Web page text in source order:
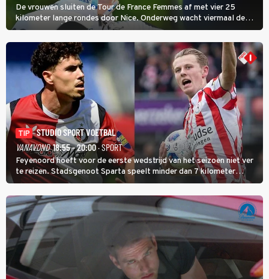
De vrouwen sluiten de Tour de France Femmes af met vier 25
kilometer lange rondes door Nice. Onderweg wacht viermaal de
zware Col d'Èze. Aan de finish op de Promenade des Anglais krijgt
de eindwinnaar de laatste gele trui.
TIP
STUDIO SPORT VOETBAL
VANAVOND 18:55 - 20:00· SPORT
Feyenoord hoeft voor de eerste wedstrijd van het seizoen niet ver
te reizen. Stadsgenoot Sparta speelt minder dan 7 kilometer
verderop. Feyenoord trok de Spaanse spits Nacho Ferri aan van
KVC Westerlo uit België.